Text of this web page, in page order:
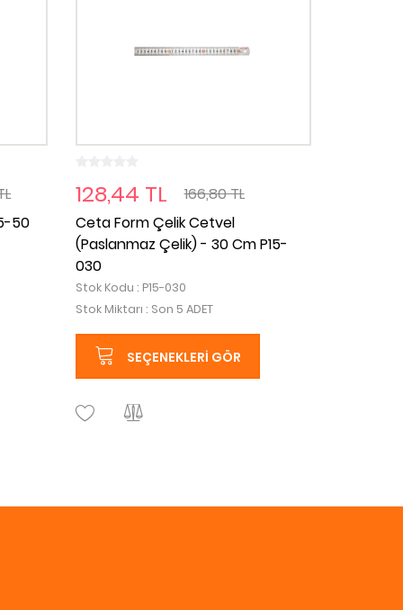
50
128,44 TL
166,80 TL
Ceta Form Çelik Cetvel
(Paslanmaz Çelik) - 30 Cm P15-
030
Stok Kodu : P15-030
Stok Miktarı : Son 5 ADET
SEÇENEKLERI GÖR